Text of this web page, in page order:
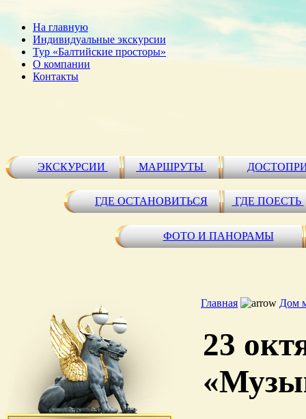
На главную
Индивидуальные экскурсии
Тур «Балтийские просторы»
О компании
Контакты
ЭКСКУРСИИ МАРШРУТЫ
ГДЕ ОСТАНОВИТЬСЯ ГДЕ ПОЕСТЬ
ФОТО И ПАНОРАМЫ
Главная Дом
23